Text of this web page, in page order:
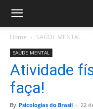
Home SAÚDE MENTAL
SAÚDE MENTAL
Atividade
faça!
By Psicologias do Brasil - 22